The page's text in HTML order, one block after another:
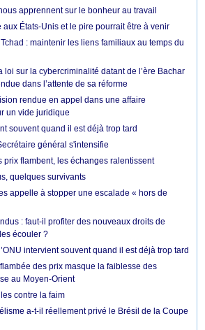
apprennent sur le bonheur au travail
États-Unis et le pire pourrait être à venir
: maintenir les liens familiaux au temps du
loi sur la cybercriminalité datant de l’ère Bachar
dans l’attente de sa réforme
rendue en appel dans une affaire
un vide juridique
souvent quand il est déjà trop tard
général s'intensifie
prix flambent, les échanges ralentissent
quelques survivants
appelle à stopper une escalade « hors de
: faut-il profiter des nouveaux droits de
écouler ?
intervient souvent quand il est déjà trop tard
des prix masque la faiblesse des
au Moyen-Orient
contre la faim
a-t-il réellement privé le Brésil de la Coupe